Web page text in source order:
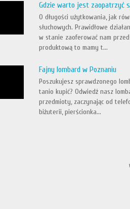
Gdzie warto jest zaopatrzyć
O długości użytkowania, jak
słuchowych. Prawidłowe
w stanie zaoferować nam
produktową to mamy t...
Fajny lombard w Poznaniu
Poszukujesz sprawdzonego
tanio kupić? Odwiedź nasz
przedmioty, zaczynając od
biżuterii, pierścionka...